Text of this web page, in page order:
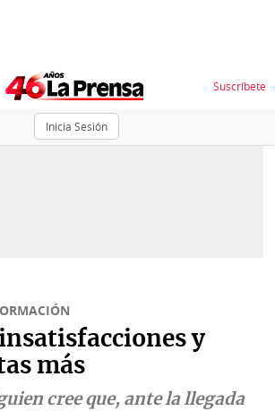
Inicia Sesión
Suscríbete
Status
K
Vivir+
Opinión
y
más
cree que, ante la llegada